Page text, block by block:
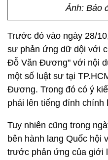
Ảnh: Báo
Trước đó vào ngày 28/
sư phản ứng dữ dội với
Đỗ Văn Đương" với nội
một số luật sư tại
Đương. Trong đó có ý
phải lên tiếng đính chính
Tuy nhiên cũng trong
bên hành lang Quốc hội
trước phản ứng của